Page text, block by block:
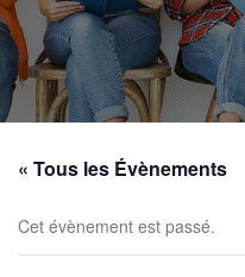
« Tous les Évènements
Cet évènement est passé.